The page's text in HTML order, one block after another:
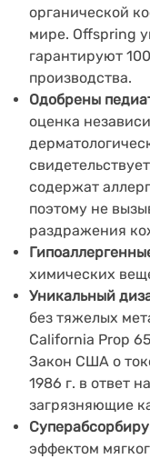
органической
мире. Offspring
гарантируют
производства.
Одобрены
оценка
содержат
поэтому не
раздражения
химических
Уникальный
без тяжелых
California Prop
Закон США о
1986 г. в ответ
загрязняющие
эффектом